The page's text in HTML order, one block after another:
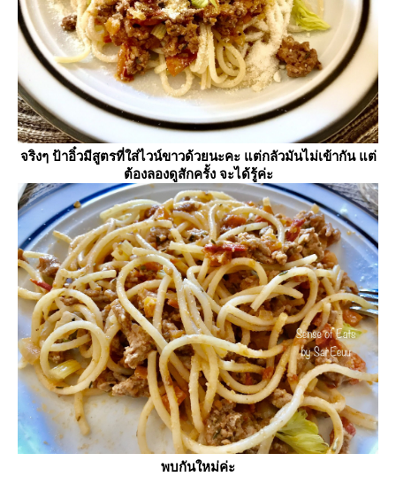
จริงๆ ป้าอิ๋วมีสูตรที่ใส่ไวน์ขาวด้วยนะคะ แต่กลัวมันไม่เข้ากัน แต่
ต้องลองดูสักครั้ง จะได้รู้ค่ะ
พบกันใหม่ค่ะ